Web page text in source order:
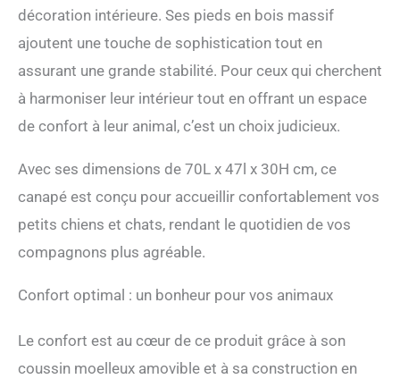
CONFORT : Un coussin
(garnissage mousse
haute densité 28D) leur
de se détendre
confortablement, tout en
est soutenu FACILE À
NETTOYER : Conçu avec
une surface imperméable,
le coussin peut être
facilement nettoyé avec
un chiffon ou un
éliminer les taches d'eau
SPÉCIFICATIONS : Dim.
totales : 70L x 47l x 30H
cm. Dim. assise : 52L x 33l
décoration intérieure. Ses pieds en bois massif
ajoutent une touche de sophistication tout en
assurant une grande stabilité. Pour ceux qui cherchent
à harmoniser leur intérieur tout en offrant un espace
de confort à leur animal, c’est un choix judicieux.
Avec ses dimensions de 70L x 47l x 30H cm, ce
canapé est conçu pour accueillir confortablement vos
petits chiens et chats, rendant le quotidien de vos
compagnons plus agréable.
Confort optimal : un bonheur pour vos animaux
Le confort est au cœur de ce produit grâce à son
coussin moelleux amovible et à sa construction en